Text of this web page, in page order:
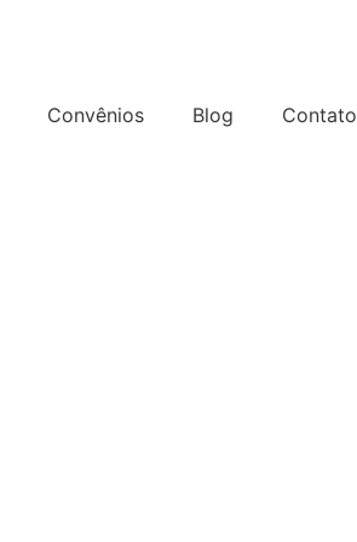
Convênios Blog Contato